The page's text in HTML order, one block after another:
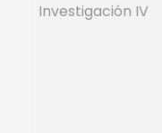
Investigación IV